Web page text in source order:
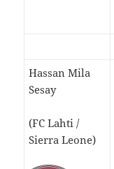
Hassan Mila
Sesay
(FC Lahti /
Sierra Leone)